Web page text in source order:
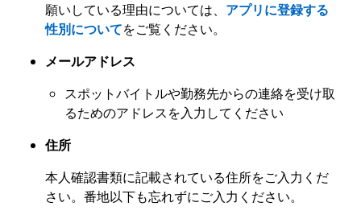
願いしている理由については、 アプリに登録する
性別についてをご覧ください。
メールアドレス
スポットバイトルや勤務先からの連絡を受け取
るためのアドレスを入力してください
住所
本人確認書類に記載されている住所をご入力くだ
さい。番地以下も忘れずにご入力ください。